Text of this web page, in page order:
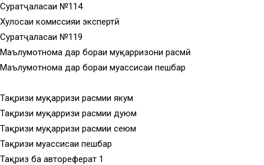
Суратҷаласаи №114
Хулосаи комиссияи экспертӣ
Суратҷаласаи №119
Маълумотнома дар бораи муқарризони расмӣ
Маълумотнома дар бораи муассисаи пешбар
Тақризи муқарризи расмии якум
Тақризи муқарризи расмии дуюм
Тақризи муқарризи расмии сеюм
Тақризи муассисаи пешбар
Тақриз ба автореферат 1